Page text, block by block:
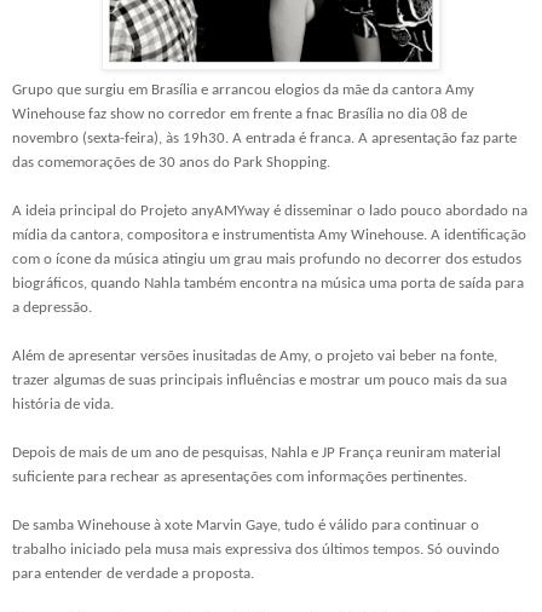
Grupo que surgiu em Brasília e arrancou elogios da mãe da cantora Amy
Winehouse faz show no corredor em frente a fnac Brasília no dia 08 de
novembro (sexta-feira), às 19h30. A entrada é franca. A apresentação faz parte
das comemorações de 30 anos do Park Shopping.
A ideia principal do Projeto anyAMYway é disseminar o lado pouco abordado na
mídia da cantora, compositora e instrumentista Amy Winehouse. A identificação
com o ícone da música atingiu um grau mais profundo no decorrer dos estudos
biográficos, quando Nahla também encontra na música uma porta de saída para
a depressão.
Além de apresentar versões inusitadas de Amy, o projeto vai beber na fonte,
trazer algumas de suas principais influências e mostrar um pouco mais da sua
história de vida.
Depois de mais de um ano de pesquisas, Nahla e JP França reuniram material
suficiente para rechear as apresentações com informações pertinentes.
De samba Winehouse à xote Marvin Gaye, tudo é válido para continuar o
trabalho iniciado pela musa mais expressiva dos últimos tempos. Só ouvindo
para entender de verdade a proposta.